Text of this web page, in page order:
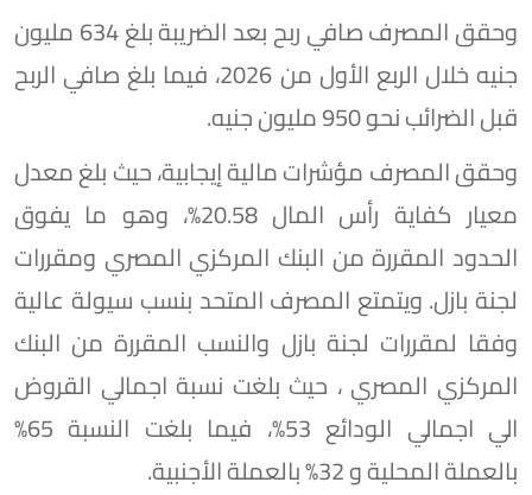
وحقق المصرف صافي ربح بعد الضريبة بلغ 634 مليون
جنيه خلال الربع الأول من 2026، فيما بلغ صافي الربح
قبل الضرائب نحو 950 مليون جنيه.
وحقق المصرف مؤشرات مالية إيجابية، حيث بلغ معدل
معيار كفاية رأس المال 20.58%، وهو ما يفوق
الحدود المقررة من البنك المركزي المصري ومقررات
لجنة بازل. ويتمتع المصرف المتحد بنسب سيولة عالية
وفقا لمقررات لجنة بازل والنسب المقررة من البنك
المركزي المصري ، حيث بلغت نسبة اجمالي القروض
الي اجمالي الودائع 53%، فيما بلغت النسبة 65%
بالعملة المحلية و 32% بالعملة الأجنبية.